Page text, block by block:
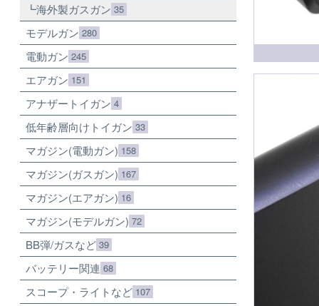
海外製ガスガン 35
モデルガン 280
電動ガン 245
エアガン 151
アナザートイガン 4
低年齢層向けトイガン 33
マガジン(電動ガン) 158
マガジン(ガスガン) 167
マガジン(エアガン) 16
マガジン(モデルガン) 72
BB弾/ガスなど 39
バッテリー関連 68
スコープ・ライトなど 107